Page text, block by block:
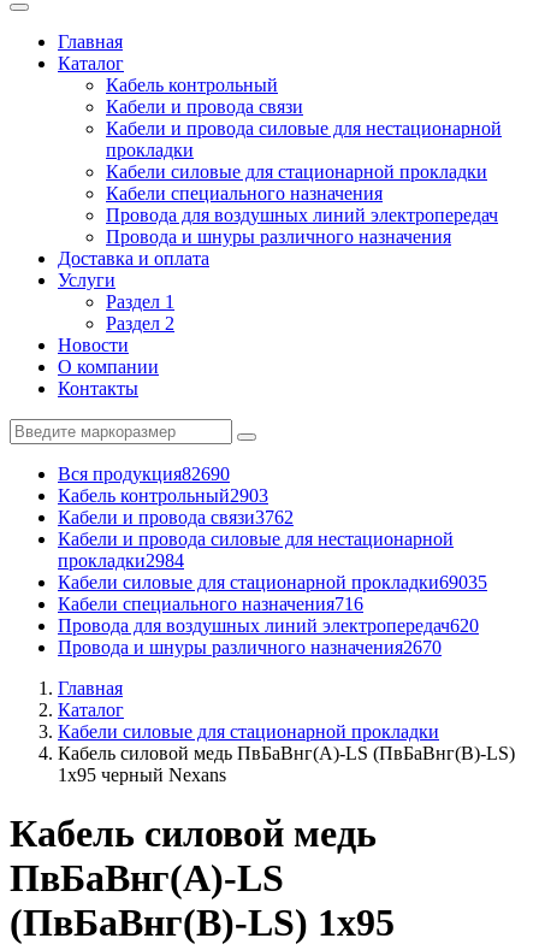
Главная
Каталог
Кабель контрольный
Кабели и провода связи
Кабели и провода силовые для нестационарной
прокладки
Кабели силовые для стационарной прокладки
Кабели специального назначения
Провода для воздушных линий электропередач
Провода и шнуры различного назначения
Доставка и оплата
Услуги
Раздел 1
Раздел 2
Новости
О компании
Контакты
Вся продукция82690
Кабель контрольный2903
Кабели и провода связи3762
Кабели и провода силовые для нестационарной
прокладки2984
Кабели силовые для стационарной прокладки69035
Кабели специального назначения716
Провода для воздушных линий электропередач620
Провода и шнуры различного назначения2670
Главная
Каталог
Кабели силовые для стационарной прокладки
Кабель силовой медь ПвБаВнг(A)-LS (ПвБаВнг(B)-LS)
1x95 черный Nexans
Кабель силовой медь
ПвБаВнг(A)-LS
(ПвБаВнг(B)-LS) 1x95